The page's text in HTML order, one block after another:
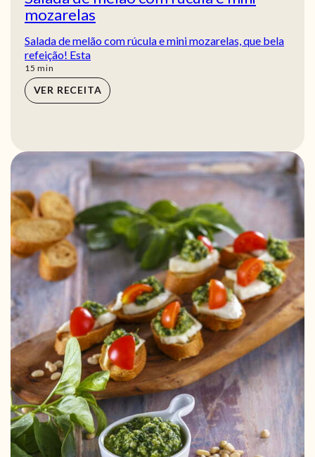
mozarelas
Salada de melão com rúcula e mini mozarelas, que bela
refeição! Esta
15 min
min
VER RECEITA